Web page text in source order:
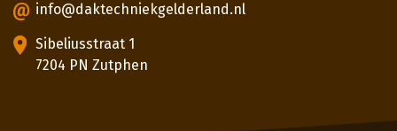
info@daktechniekgelderland.nl
Sibeliusstraat 1
7204 PN Zutphen